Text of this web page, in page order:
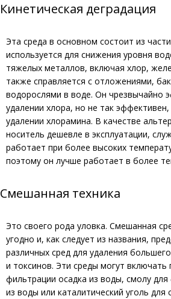
Кинетическая деградация
Эта среда в основном состоит из
используется для снижения уровня
тяжелых металлов, включая хлор,
также справляется с отложениями,
водорослями в воде. Он чрезвычайно
удалении хлора, но не так эффективен,
удалении хлорамина. В качестве
носитель дешевле в эксплуатации,
работает при более высоких
поэтому он лучше работает в более
Смешанная техника
Это своего рода уловка. Смешанная
угодно и, как следует из названия,
различных сред для удаления
и токсинов. Эти среды могут включать
фильтрации осадка из воды, смолу
из воды или каталитический уголь для